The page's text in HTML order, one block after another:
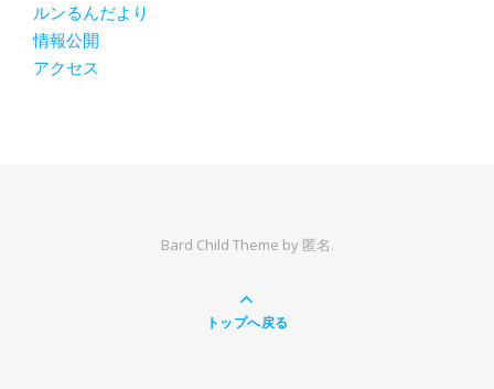
ルンるんだより
情報公開
アクセス
Bard Child Theme by 匿名.
トップへ戻る